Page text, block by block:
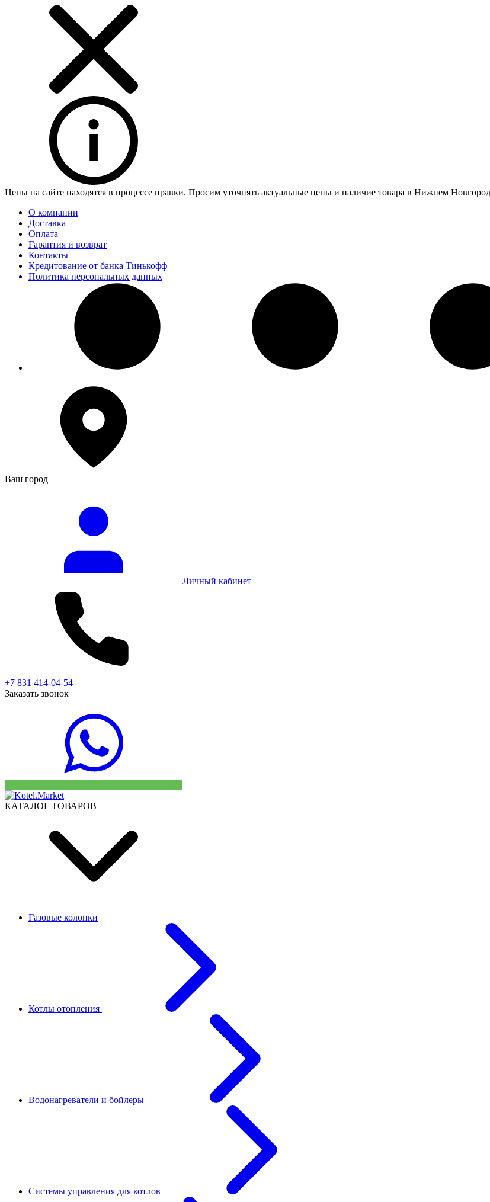
Цены на сайте находятся в процессе правки. Просим уточнять актуальные цены и наличие товара в Нижнем
О компании
Доставка
Оплата
Гарантия и возврат
Контакты
Кредитование от банка Тинькофф
Политика персональных данных
Ваш город
Личный кабинет
+7 831 414-04-54
Заказать звонок
КАТАЛОГ ТОВАРОВ
Газовые колонки
Котлы отопления
Водонагреватели и бойлеры
Системы управления для котлов